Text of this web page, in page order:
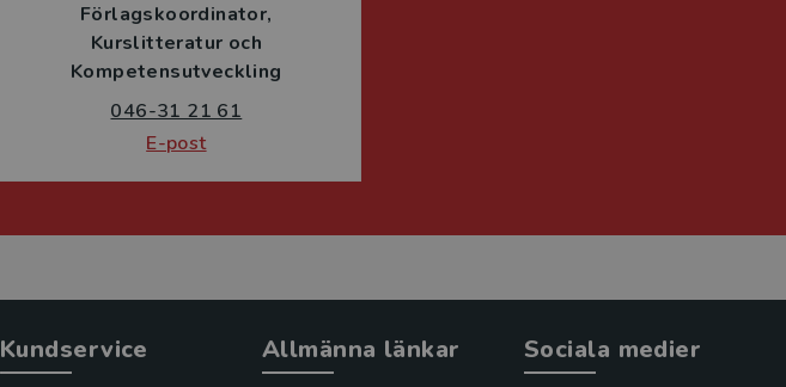
Förlagskoordinator
Kurslitteratur och
Kompetensutveckling
046-31 21 61
E-post
Kundservice Allmänna länkar Sociala medier